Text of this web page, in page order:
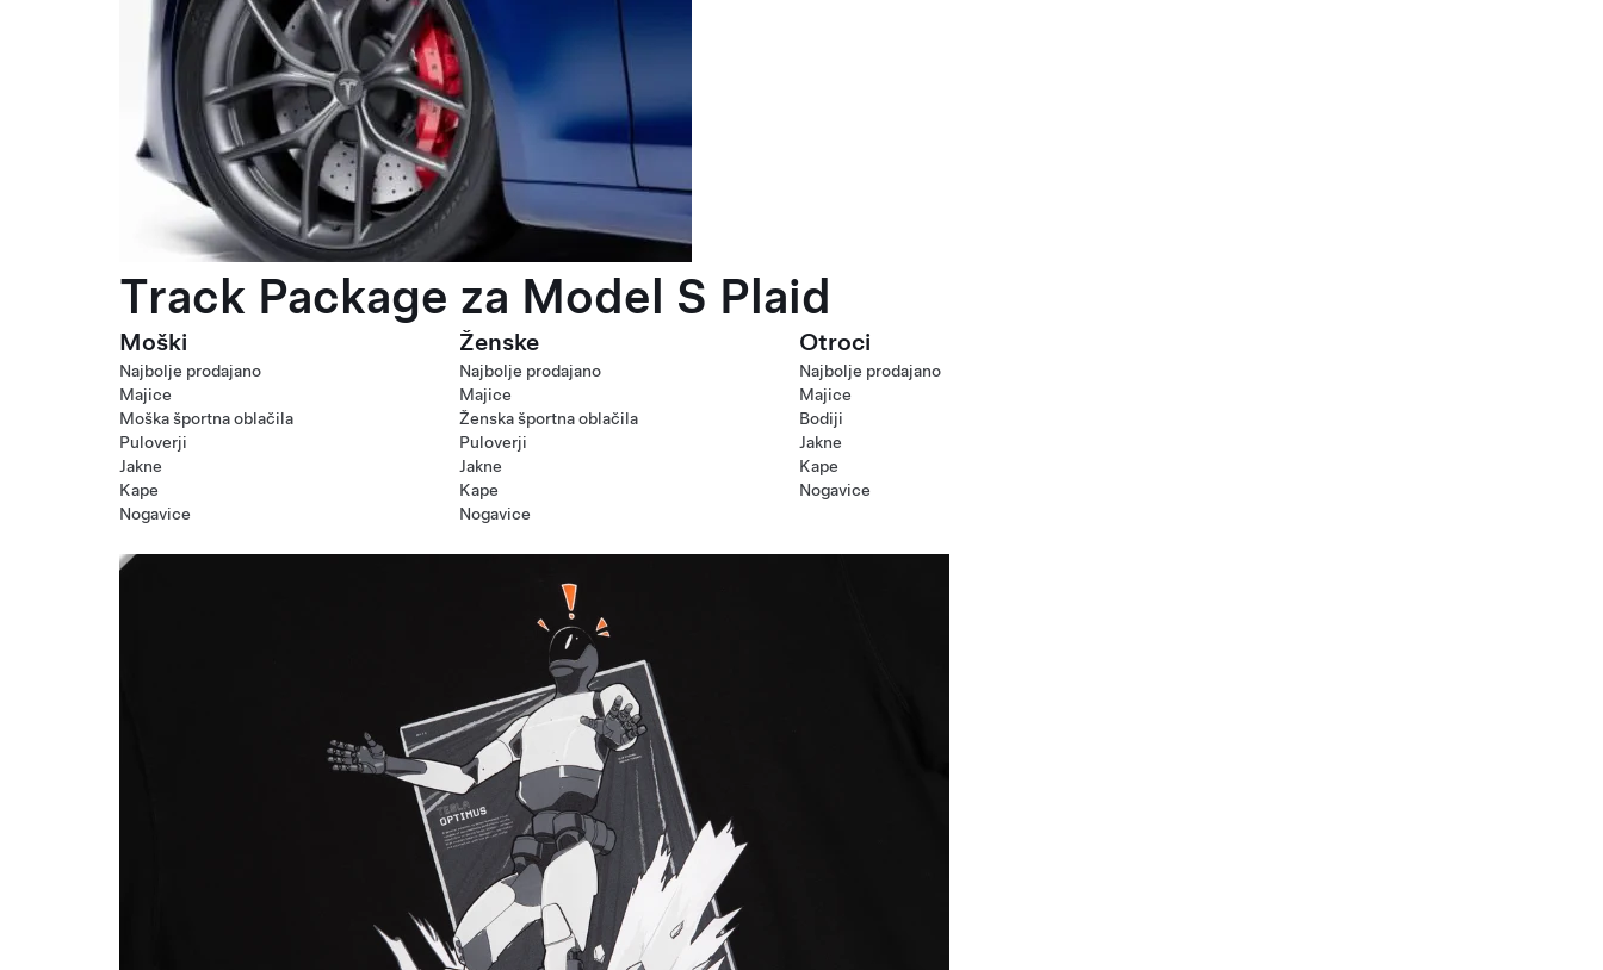
Track Package za Model S Plaid
Moški
Najbolje prodajano
Majice
Moška športna oblačila
Puloverji
Jakne
Kape
Nogavice
Ženske
Najbolje prodajano
Majice
Ženska športna oblačila
Puloverji
Jakne
Kape
Nogavice
Otroci
Najbolje prodajano
Majice
Bodiji
Jakne
Kape
Nogavice